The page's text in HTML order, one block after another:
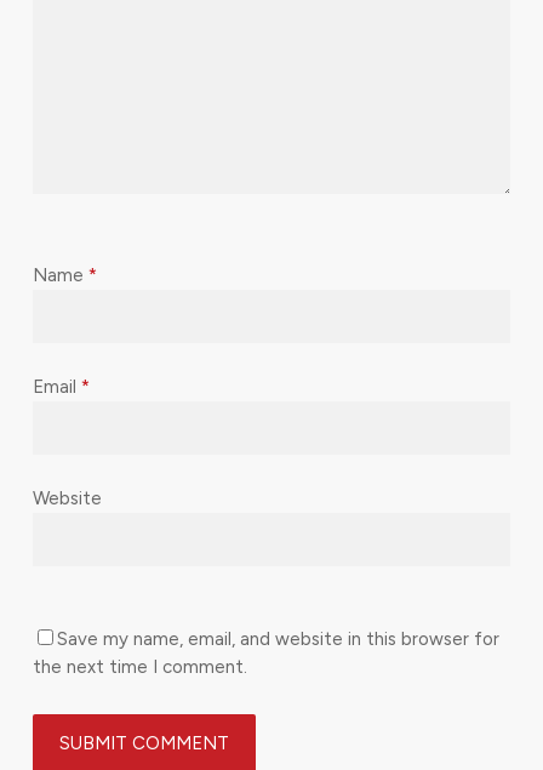
Name *
Email *
Website
Save my name, email, and website in this browser for
the next time I comment.